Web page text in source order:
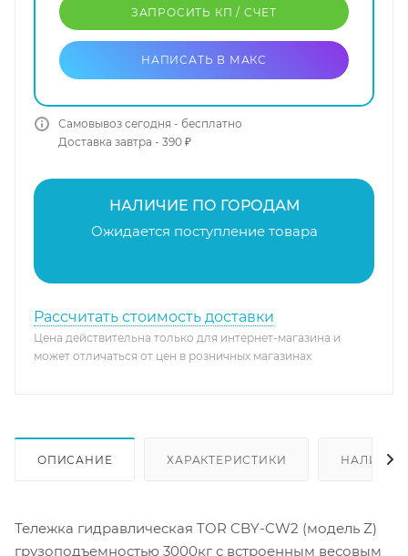
ЗАПРОСИТЬ КП / CЧЕТ
НАПИСАТЬ В МАКС
Самовывоз сегодня - бесплатно
Доставка завтра - 390 ₽
НАЛИЧИЕ ПО ГОРОДАМ
Ожидается поступление товара
Рассчитать стоимость доставки
Цена действительна только для интернет-магазина и
может отличаться от цен в розничных магазинах
ОПИСАНИЕ ХАРАКТЕРИСТИКИ
Тележка гидравлическая TOR CBY-CW2 (модель Z)
грузоподъемностью 3000кг с встроенным весовым